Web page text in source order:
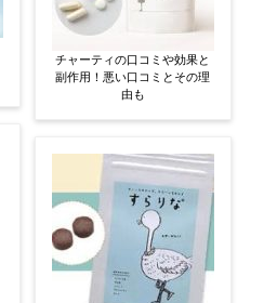
チャーティの口コミや効果と
副作用！悪い口コミとその理
由も